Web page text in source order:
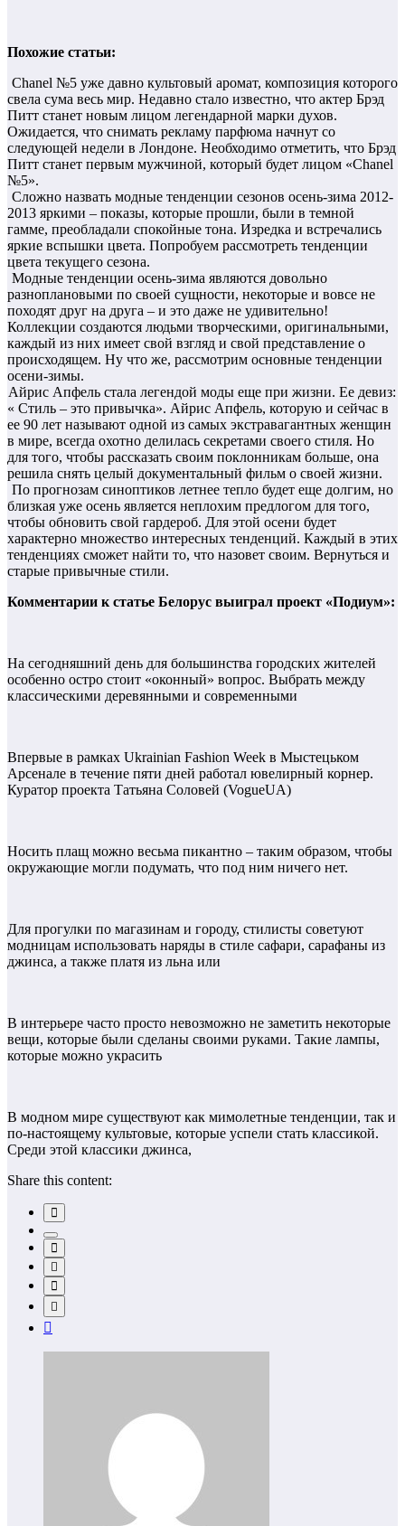
Похожие статьи:
Chanel №5 уже давно культовый аромат, композиция которого
свела сума весь мир. Недавно стало известно, что актер Брэд
Питт станет новым лицом легендарной марки духов.
Ожидается, что снимать рекламу парфюма начнут со
следующей недели в Лондоне. Необходимо отметить, что Брэд
Питт станет первым мужчиной, который будет лицом «Chanel
№5».
Сложно назвать модные тенденции сезонов осень-зима 2012-
2013 яркими – показы, которые прошли, были в темной
гамме, преобладали спокойные тона. Изредка и встречались
яркие вспышки цвета. Попробуем рассмотреть тенденции
цвета текущего сезона.
Модные тенденции осень-зима являются довольно
разноплановыми по своей сущности, некоторые и вовсе не
походят друг на друга – и это даже не удивительно!
Коллекции создаются людьми творческими, оригинальными,
каждый из них имеет свой взгляд и свой представление о
происходящем. Ну что же, рассмотрим основные тенденции
осени-зимы.
Айрис Апфель стала легендой моды еще при жизни. Ее девиз:
« Стиль – это привычка». Айрис Апфель, которую и сейчас в
ее 90 лет называют одной из самых экстравагантных женщин
в мире, всегда охотно делилась секретами своего стиля. Но
для того, чтобы рассказать своим поклонникам больше, она
решила снять целый документальный фильм о своей жизни.
По прогнозам синоптиков летнее тепло будет еще долгим, но
близкая уже осень является неплохим предлогом для того,
чтобы обновить свой гардероб. Для этой осени будет
характерно множество интересных тенденций. Каждый в этих
тенденциях сможет найти то, что назовет своим. Вернуться и
старые привычные стили.
Комментарии к статье Белорус выиграл проект «Подиум»:
На сегодняшний день для большинства городских жителей
особенно остро стоит «оконный» вопрос. Выбрать между
классическими деревянными и современными
Впервые в рамках Ukrainian Fashion Week в Мыстецьком
Арсенале в течение пяти дней работал ювелирный корнер.
Куратор проекта Татьяна Соловей (VogueUA)
Носить плащ можно весьма пикантно – таким образом, чтобы
окружающие могли подумать, что под ним ничего нет.
Для прогулки по магазинам и городу, стилисты советуют
модницам использовать наряды в стиле сафари, сарафаны из
джинса, а также платя из льна или
В интерьере часто просто невозможно не заметить некоторые
вещи, которые были сделаны своими руками. Такие лампы,
которые можно украсить
В модном мире существуют как мимолетные тенденции, так и
по-настоящему культовые, которые успели стать классикой.
Среди этой классики джинса,
Share this content: